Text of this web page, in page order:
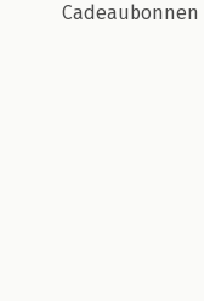
Cadeaubonnen